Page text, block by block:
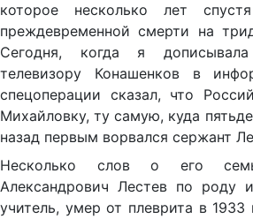
которое несколько лет
преждевременной смерти на
Сегодня, когда я
телевизору Конашенков в
спецоперации сказал, что
Михайловку, ту самую, куда
назад первым ворвался сержант
Несколько слов о его
Александрович Лестев по роду
учитель, умер от плеврита в 1933